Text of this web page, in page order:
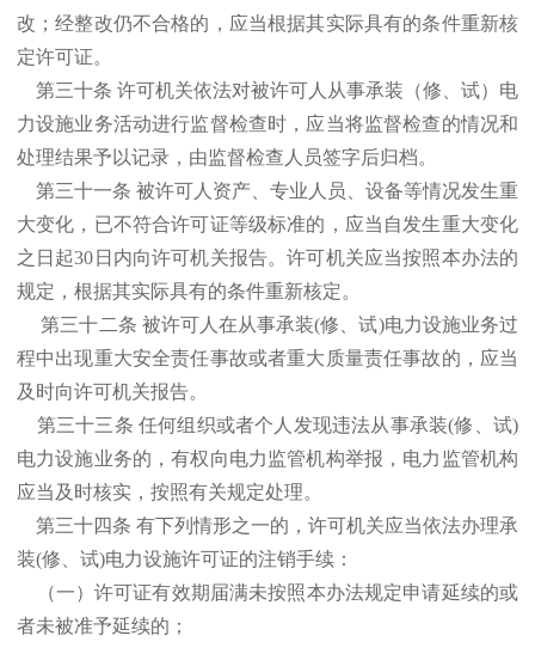
改；经整改仍不合格的，应当根据其实际具有的条件重新核
定许可证。
第三十条 许可机关依法对被许可人从事承装（修、试）电
力设施业务活动进行监督检查时，应当将监督检查的情况和
处理结果予以记录，由监督检查人员签字后归档。
第三十一条 被许可人资产、专业人员、设备等情况发生重
大变化，已不符合许可证等级标准的，应当自发生重大变化
之日起30日内向许可机关报告。许可机关应当按照本办法的
规定，根据其实际具有的条件重新核定。
第三十二条 被许可人在从事承装(修、试)电力设施业务过
程中出现重大安全责任事故或者重大质量责任事故的，应当
及时向许可机关报告。
第三十三条 任何组织或者个人发现违法从事承装(修、试)
电力设施业务的，有权向电力监管机构举报，电力监管机构
应当及时核实，按照有关规定处理。
第三十四条 有下列情形之一的，许可机关应当依法办理承
装(修、试)电力设施许可证的注销手续：
（一）许可证有效期届满未按照本办法规定申请延续的或
者未被准予延续的；